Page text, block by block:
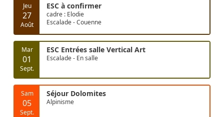
Jeu
27
Août
ESC à confirmer
cadre : Elodie
Escalade - Couenne
Mar
01
Sept.
ESC Entrées salle Vertical Art
Escalade - En salle
Sam
05
Sept.
Séjour Dolomites
Alpinisme